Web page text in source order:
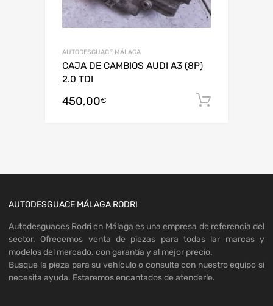
AUTODESGUACE MÁLAGA
CAJA DE CAMBIOS AUDI A3 (8P)
2.0 TDI
450,00€
AUTODESGUACE MÁLAGA RODRI
Autodesguaces Rodri en Málaga es una empresa de referencia del
sector. Ofrecemos venta de piezas para todas lar marcas y
modelos del mercado. con garantía y al mejor precio.
Busque la pieza para su vehículo o consulte con nuestro equipo si
necesita ayuda. Estaremos encantados de atenderle.